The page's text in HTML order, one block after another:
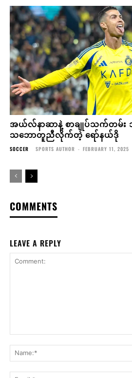
အယ်လ်နာဆာနဲ့ စာချုပ်သက်တမ်း
သဘောတူညီလိုက်တဲ့ ရော်နယ်ဒို
SOCCER SPORTS AUTHOR - FEBRUARY 11, 2025
COMMENTS
LEAVE A REPLY